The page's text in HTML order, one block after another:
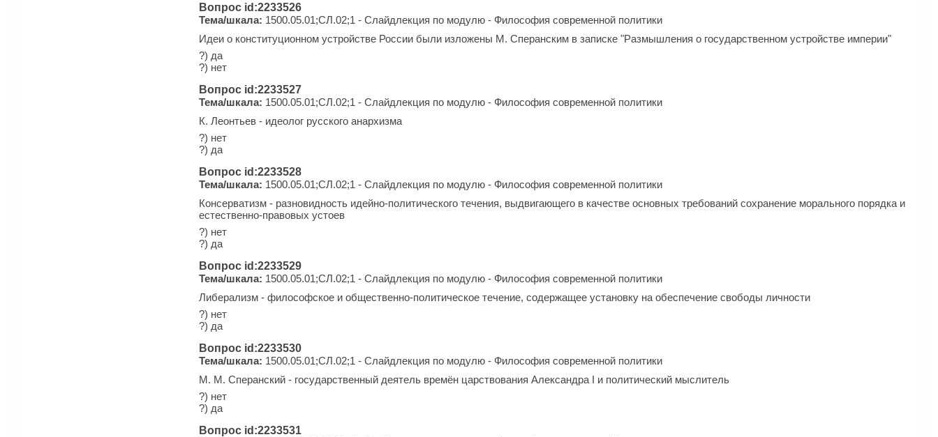
Вопрос id:2233526
Тема/шкала: 1500.05.01;СЛ.02;1 - Слайдлекция по модулю - Философия современной политики
Идеи о конституционном устройстве России были изложены М. Сперанским в записке "Размышления о государственном устройстве империи"
?) да
?) нет
Вопрос id:2233527
Тема/шкала: 1500.05.01;СЛ.02;1 - Слайдлекция по модулю - Философия современной политики
К. Леонтьев - идеолог русского анархизма
?) нет
?) да
Вопрос id:2233528
Тема/шкала: 1500.05.01;СЛ.02;1 - Слайдлекция по модулю - Философия современной политики
Консерватизм - разновидность идейно-политического течения, выдвигающего в качестве основных требований сохранение морального порядка и
естественно-правовых устоев
?) нет
?) да
Вопрос id:2233529
Тема/шкала: 1500.05.01;СЛ.02;1 - Слайдлекция по модулю - Философия современной политики
Либерализм - философское и общественно-политическое течение, содержащее установку на обеспечение свободы личности
?) нет
?) да
Вопрос id:2233530
Тема/шкала: 1500.05.01;СЛ.02;1 - Слайдлекция по модулю - Философия современной политики
М. М. Сперанский - государственный деятель времён царствования Александра I и политический мыслитель
?) нет
?) да
Вопрос id:2233531